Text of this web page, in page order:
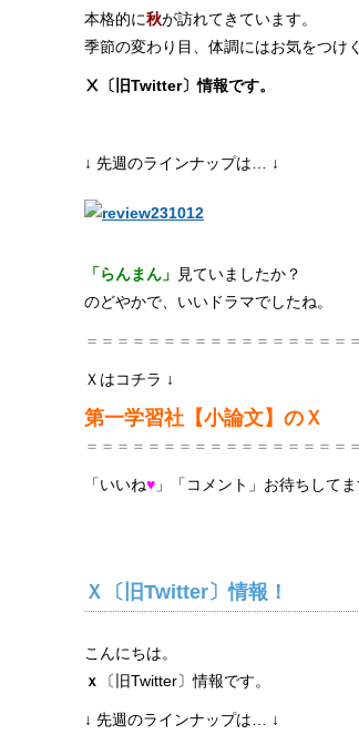
本格的に秋が訪れてきています。
季節の変わり目、体調にはお気をつけ
Ⅹ 〔旧Twitter〕情報です。
↓ 先週のラインナップは… ↓
「らんまん」
見ていましたか？
のどやかで、いいドラマでしたね。
＝＝＝＝＝＝＝＝＝＝＝＝＝＝＝＝＝
Ｘはコチラ ↓
第一学習社【小論文】のＸ
＝＝＝＝＝＝＝＝＝＝＝＝＝＝＝＝＝
「いいね♥ 」「コメント」お待ちしてま
Ｘ〔旧Twitter〕情報！
こんにちは。
ｘ
〔旧Twitter〕情報です。
↓ 先週のラインナップは… ↓